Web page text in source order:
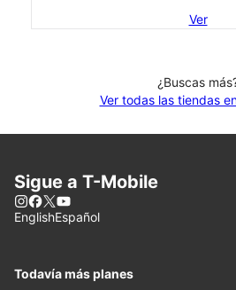
Ver
¿Buscas
Ver todas las tiendas